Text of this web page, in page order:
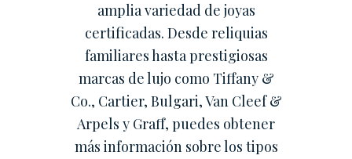
amplia variedad de joyas
certificadas. Desde reliquias
familiares hasta prestigiosas
marcas de lujo como Tiffany &
Co., Cartier, Bulgari, Van Cleef &
Arpels y Graff, puedes obtener
más información sobre los tipos